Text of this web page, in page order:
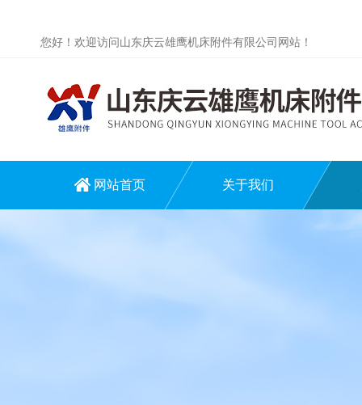
您好！欢迎访问山东庆云雄鹰机床附件有限公司网站！
网站首页 关于我们